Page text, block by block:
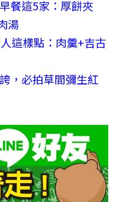
餐這5家：厚餅夾
湯
這樣點：肉羹+吉古
，必拍草間彌生紅